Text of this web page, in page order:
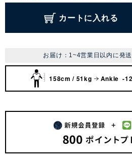
カートに入れる
お届け：1~4営業日以内に発送
158cm / 51kg Ankle -